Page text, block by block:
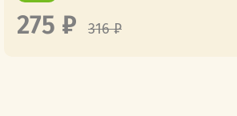
275 ₽ 316 ₽